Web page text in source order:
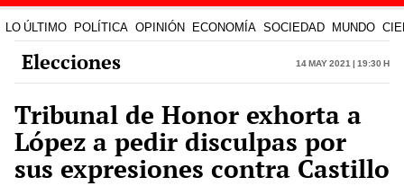
LO ÚLTIMO POLÍTICA OPINIÓN ECONOMÍA SOCIEDAD MUNDO
Elecciones 14 May 2021 | 19:30 h
Tribunal de Honor exhorta a
López a pedir disculpas por
sus expresiones contra Castillo